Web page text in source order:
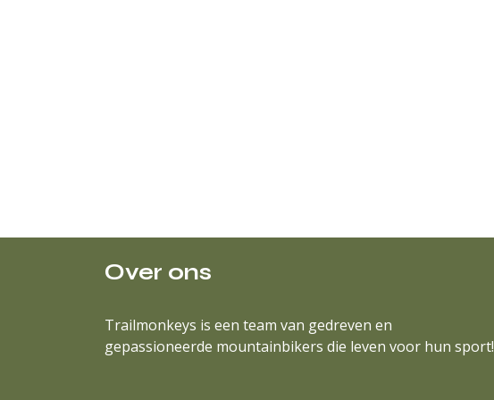
Over ons
Trailmonkeys is een team van gedreven en
gepassioneerde mountainbikers die leven voor hun sport!